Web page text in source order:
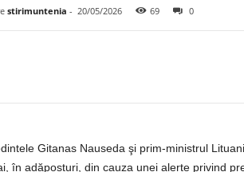
stirimuntenia - 20/05/2026 69 0
Gitanas Nauseda şi prim-ministrul
în adăposturi, din cauza unei alerte privind